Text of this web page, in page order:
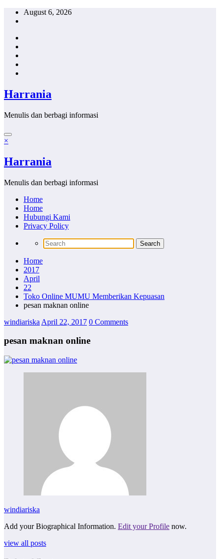
Skip
August 6, 2026
Harrania
Menulis dan berbagi informasi
×
Harrania
Menulis dan berbagi informasi
Home
Home
Hubungi Kami
Privacy Policy
Home
2017
April
22
Toko Online MUMU Memberikan Kepuasan
pesan maknan online
windiariska April 22, 2017 0 Comments
pesan maknan online
windiariska
Add your Biographical Information. Edit your Profile now.
view all posts